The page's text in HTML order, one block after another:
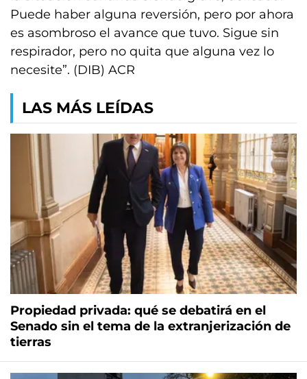
Puede haber alguna reversión, pero por ahora
es asombroso el avance que tuvo. Sigue sin
respirador, pero no quita que alguna vez lo
necesite”. (DIB) ACR
LAS MÁS LEÍDAS
Propiedad privada: qué se debatirá en el
Senado sin el tema de la extranjerización de
tierras